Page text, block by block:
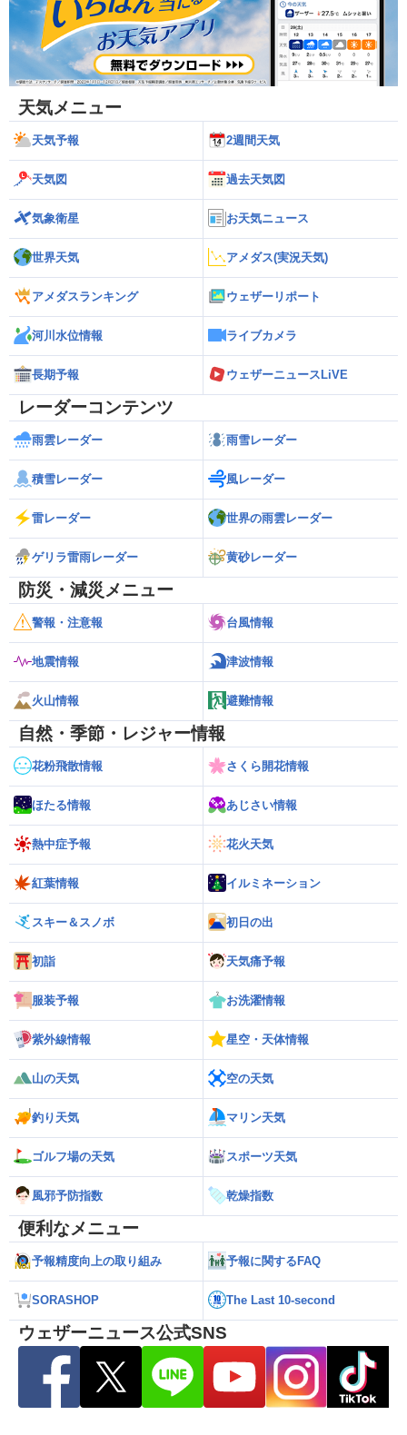
天気メニュー
天気予報 2週間天気
天気図 過去天気図
気象衛星 お天気ニュース
世界天気 アメダス(実況天気)
アメダスランキング ウェザーリポート
河川水位情報 ライブカメラ
長期予報 ウェザーニュースLiVE
レーダーコンテンツ
雨雲レーダー 雨雪レーダー
積雪レーダー 風レーダー
雷レーダー 世界の雨雲レーダー
ゲリラ雷雨レーダー 黄砂レーダー
防災・減災メニュー
警報・注意報 台風情報
地震情報 津波情報
火山情報 避難情報
自然・季節・レジャー情報
花粉飛散情報 さくら開花情報
ほたる情報 あじさい情報
熱中症予報 花火天気
紅葉情報 イルミネーション
スキー＆スノボ 初日の出
初詣 天気痛予報
服装予報 お洗濯情報
紫外線情報 星空・天体情報
山の天気 空の天気
釣り天気 マリン天気
ゴルフ場の天気 スポーツ天気
風邪予防指数 乾燥指数
便利なメニュー
予報精度向上の取り組み 予報に関するFAQ
SORASHOP The Last 10-second
ウェザーニュース公式SNS